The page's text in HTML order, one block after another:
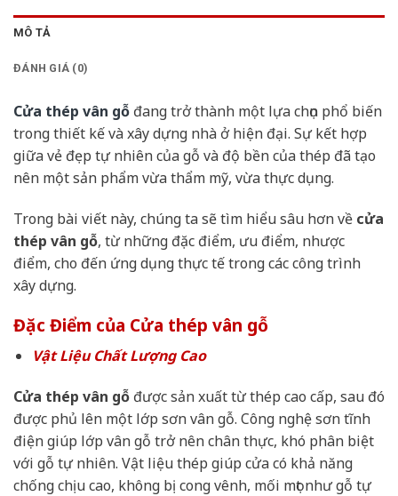
MÔ TẢ
ĐÁNH GIÁ (0)
Cửa thép vân gỗ đang trở thành một lựa chọn phổ biến
trong thiết kế và xây dựng nhà ở hiện đại. Sự kết hợp
giữa vẻ đẹp tự nhiên của gỗ và độ bền của thép đã tạo
nên một sản phẩm vừa thẩm mỹ, vừa thực dụng.
Trong bài viết này, chúng ta sẽ tìm hiểu sâu hơn về cửa
thép vân gỗ, từ những đặc điểm, ưu điểm, nhược
điểm, cho đến ứng dụng thực tế trong các công trình
xây dựng.
Đặc Điểm của Cửa thép vân gỗ
Vật Liệu Chất Lượng Cao
Cửa thép vân gỗ được sản xuất từ thép cao cấp, sau đó
được phủ lên một lớp sơn vân gỗ. Công nghệ sơn tĩnh
điện giúp lớp vân gỗ trở nên chân thực, khó phân biệt
với gỗ tự nhiên. Vật liệu thép giúp cửa có khả năng
chống chịu cao, không bị cong vênh, mối mọt như gỗ tự